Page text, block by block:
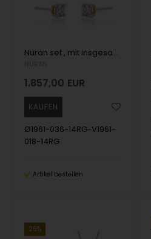
Nuran set , mit insgesamt 0,54 ct Wesselton SI
1.857,00 EUR
Ø1961-036-14RG-V1961-
018-14RG
Artikel bestellen
26%